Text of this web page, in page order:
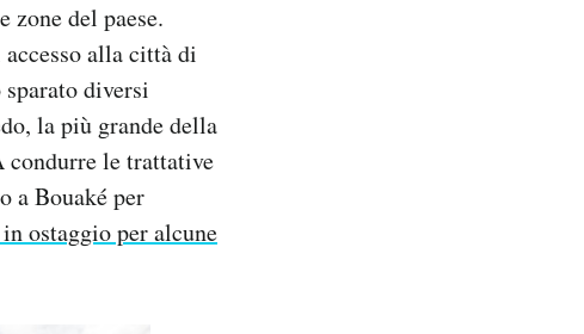
del paese.
alla città di
diversi
la più grande della
le trattative
a Bouaké per
ostaggio per alcune